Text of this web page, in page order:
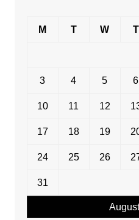
M T W T
3 4 5 6
10 11 12
17 18 19
24 25 26
31